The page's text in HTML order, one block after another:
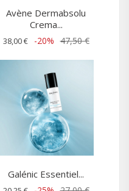
Avène Dermabsolu
Crema...
38,00 € -20% 47,50 €
Galénic Essentiel...